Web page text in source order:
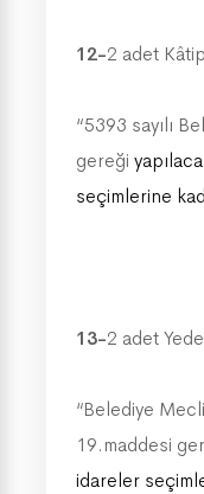
12-2 adet
“5393 sayılı
gereği
seçimlerine
13-2 adet
“Belediye
19.maddesi
idareler